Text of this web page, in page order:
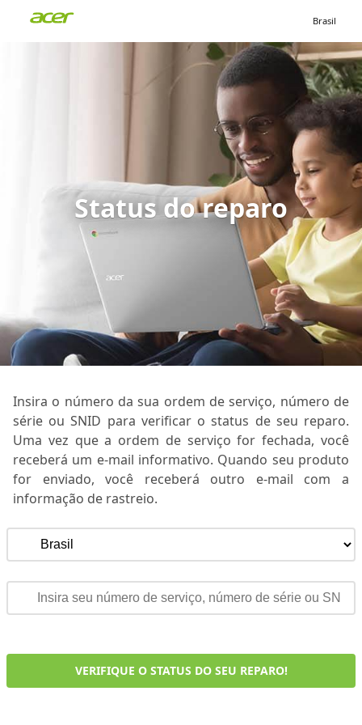
Brasil
Status do reparo
Insira o número da sua ordem de serviço, número de
série ou SNID para verificar o status de seu reparo.
Uma vez que a ordem de serviço for fechada, você
receberá um e-mail informativo. Quando seu produto
for enviado, você receberá outro e-mail com a
informação de rastreio.
VERIFIQUE O STATUS DO SEU REPARO!